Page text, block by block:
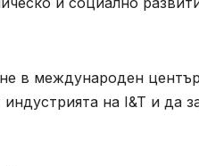
в международен
на I&T и да